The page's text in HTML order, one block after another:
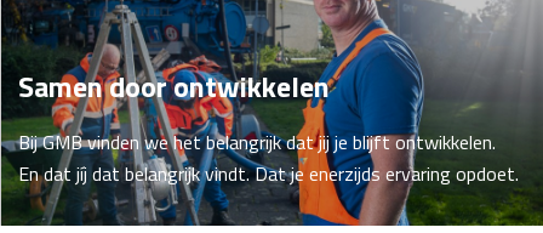
Samen door ontwikkelen
Bij GMB vinden we het belangrijk dat jij je blijft ontwikkelen.
En dat jíj dat belangrijk vindt. Dat je enerzijds ervaring opdoet.